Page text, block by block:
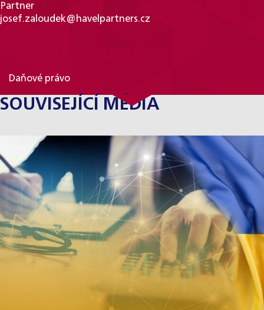
Partner
josef.zaloudek@havelpartners.cz
Daňové právo
SOUVISEJÍCÍ MÉDIA